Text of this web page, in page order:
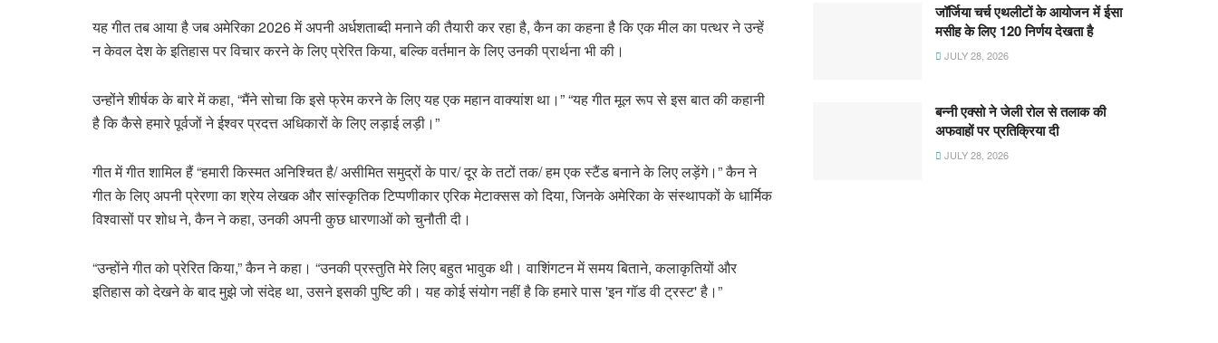
यह गीत तब आया है जब अमेरिका 2026 में अपनी अर्धशताब्दी मनाने की तैयारी कर रहा है, कैन का कहना है कि एक मील का पत्थर ने उन्हें
न केवल देश के इतिहास पर विचार करने के लिए प्रेरित किया, बल्कि वर्तमान के लिए उनकी प्रार्थना भी की।
उन्होंने शीर्षक के बारे में कहा, “मैंने सोचा कि इसे फ्रेम करने के लिए यह एक महान वाक्यांश था।” “यह गीत मूल रूप से इस बात की कहानी
है कि कैसे हमारे पूर्वजों ने ईश्वर प्रदत्त अधिकारों के लिए लड़ाई लड़ी।”
गीत में गीत शामिल हैं “हमारी किस्मत अनिश्चित है/ असीमित समुद्रों के पार/ दूर के तटों तक/ हम एक स्टैंड बनाने के लिए लड़ेंगे।” कैन ने
गीत के लिए अपनी प्रेरणा का श्रेय लेखक और सांस्कृतिक टिप्पणीकार एरिक मेटाक्सस को दिया, जिनके अमेरिका के संस्थापकों के धार्मिक
विश्वासों पर शोध ने, कैन ने कहा, उनकी अपनी कुछ धारणाओं को चुनौती दी।
“उन्होंने गीत को प्रेरित किया,” कैन ने कहा। “उनकी प्रस्तुति मेरे लिए बहुत भावुक थी। वाशिंगटन में समय बिताने, कलाकृतियों और
इतिहास को देखने के बाद मुझे जो संदेह था, उसने इसकी पुष्टि की। यह कोई संयोग नहीं है कि हमारे पास 'इन गॉड वी ट्रस्ट' है।”
जॉर्जिया चर्च एथलीटों के आयोजन में ईसा
मसीह के लिए 120 निर्णय देखता है
JULY 28, 2026
बन्नी एक्सो ने जेली रोल से तलाक की
अफवाहों पर प्रतिक्रिया दी
JULY 28, 2026